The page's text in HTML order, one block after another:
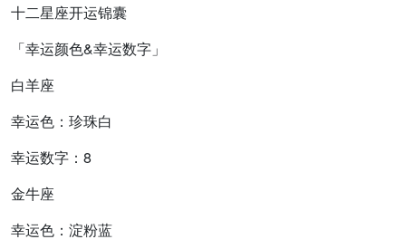
十二星座开运锦囊
「幸运颜色&幸运数字」
白羊座
幸运色：珍珠白
幸运数字：8
金牛座
幸运色：淀粉蓝